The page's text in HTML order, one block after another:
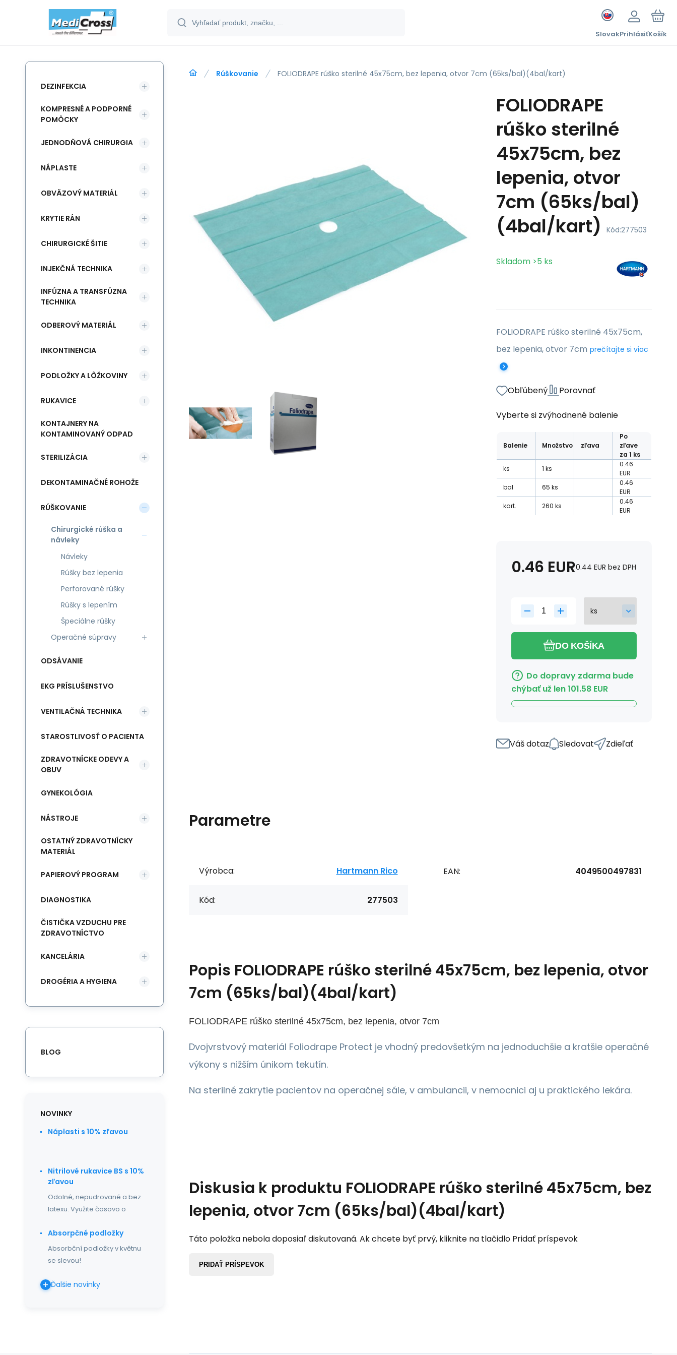
SlovakPrihlásiťKošík
Rúškovanie FOLIODRAPE rúško sterilné 45x75cm, bez lepenia, otvor 7cm (65ks/bal)(4bal/kart)
FOLIODRAPE
rúško sterilné
45x75cm, bez
lepenia, otvor
7cm (65ks/bal)
(4bal/kart)
Kód:277503
Skladom >5 ks
FOLIODRAPE rúško sterilné 45x75cm,
bez lepenia, otvor 7cm prečítajte si viac
Obľúbený Porovnať
Vyberte si zvýhodnené balenie
Balenie Množstvo zľava
Po
zľave
za 1 ks
ks
1 ks
0.46
EUR
bal
65 ks
0.46
EUR
kart.
260 ks
0.46
EUR
0.46 EUR0.44 EUR bez DPH
DO KOŠÍKA
Do dopravy zdarma bude
chýbať už len101.58 EUR
Váš dotaz Sledovat Zdieľať
Parametre
Výrobca: Hartmann Rico
Kód: 277503
EAN: 4049500497831
Popis FOLIODRAPE rúško sterilné 45x75cm, bez lepenia, otvor
7cm (65ks/bal)(4bal/kart)
FOLIODRAPE rúško sterilné 45x75cm, bez lepenia, otvor 7cm
Dvojvrstvový materiál Foliodrape Protect je vhodný predovšetkým na jednoduchšie a kratšie operačné
výkony s nižším únikom tekutín.
Na sterilné zakrytie pacientov na operačnej sále, v ambulancii, v nemocnici aj u praktického lekára.
Diskusia k produktu FOLIODRAPE rúško sterilné 45x75cm, bez
lepenia, otvor 7cm (65ks/bal)(4bal/kart)
Táto položka nebola doposiaľ diskutovaná. Ak chcete byť prvý, kliknite na tlačidlo Pridať príspevok
PRIDAŤ PRÍSPEVOK
DEZINFEKCIA
KOMPRESNÉ A PODPORNÉ
POMÔCKY
JEDNODŇOVÁ CHIRURGIA
NÁPLASTE
OBVÄZOVÝ MATERIÁL
KRYTIE RÁN
CHIRURGICKÉ ŠITIE
INJEKČNÁ TECHNIKA
INFÚZNA A TRANSFÚZNA
TECHNIKA
ODBEROVÝ MATERIÁL
INKONTINENCIA
PODLOŽKY A LÔŽKOVINY
RUKAVICE
KONTAJNERY NA
KONTAMINOVANÝ ODPAD
STERILIZÁCIA
DEKONTAMINAČNÉ ROHOŽE
RÚŠKOVANIE
Chirurgické rúška a
návleky
Návleky
Rúšky bez lepenia
Perforované rúšky
Rúšky s lepením
Špeciálne rúšky
Operačné súpravy
ODSÁVANIE
EKG PRÍSLUŠENSTVO
VENTILAČNÁ TECHNIKA
STAROSTLIVOSŤ O PACIENTA
ZDRAVOTNÍCKE ODEVY A
OBUV
GYNEKOLÓGIA
NÁSTROJE
OSTATNÝ ZDRAVOTNÍCKY
MATERIÁL
PAPIEROVÝ PROGRAM
DIAGNOSTIKA
ČISTIČKA VZDUCHU PRE
ZDRAVOTNÍCTVO
KANCELÁRIA
DROGÉRIA A HYGIENA
BLOG
NOVINKY
Náplasti s 10% zľavou
Nitrilové rukavice BS s 10%
zľavou
Odolné, nepudrované a bez
latexu. Využite časovo o
Absorpčné podložky
Absorbční podložky v květnu
se slevou!
Ďalšie novinky